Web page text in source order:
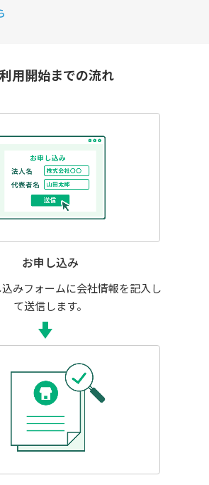
用開始までの流れ
お申し込み
みフォームに会社情報を記入し
て送信します。